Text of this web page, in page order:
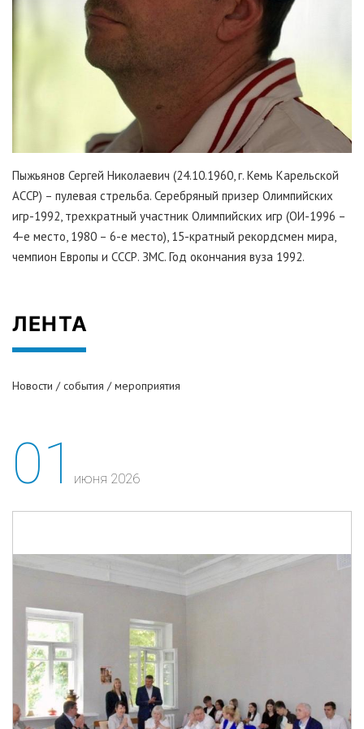
Пыжьянов Сергей Николаевич (24.10.1960, г. Кемь Карельской
АССР) – пулевая стрельба. Серебряный призер Олимпийских
игр-1992, трехкратный участник Олимпийских игр (ОИ-1996 –
4-е место, 1980 – 6-е место), 15-кратный рекордсмен мира,
чемпион Европы и СССР. ЗМС. Год окончания вуза 1992.
ЛЕНТА
Новости / события / мероприятия
01 июня 2026